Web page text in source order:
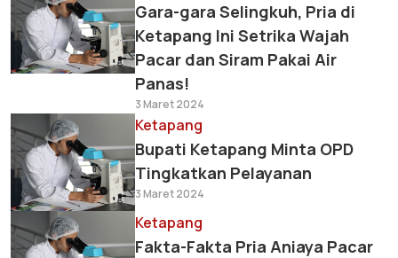
Gara-gara Selingkuh, Pria di
Ketapang Ini Setrika Wajah
Pacar dan Siram Pakai Air
Panas!
3 Maret 2024
Ketapang
Bupati Ketapang Minta OPD
Tingkatkan Pelayanan
3 Maret 2024
Ketapang
Fakta-Fakta Pria Aniaya Pacar